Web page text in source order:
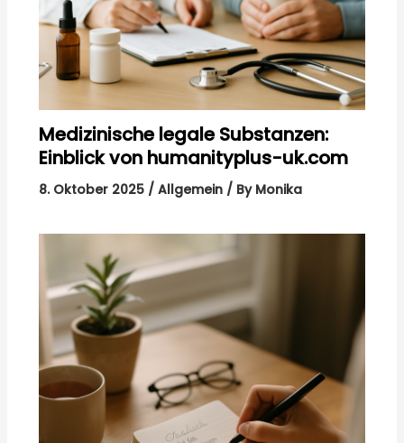
Medizinische legale Substanzen:
Einblick von humanityplus-uk.com
8. Oktober 2025 / Allgemein/ By Monika